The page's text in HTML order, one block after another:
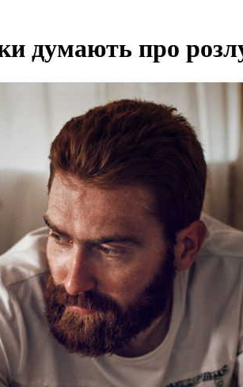
думають про